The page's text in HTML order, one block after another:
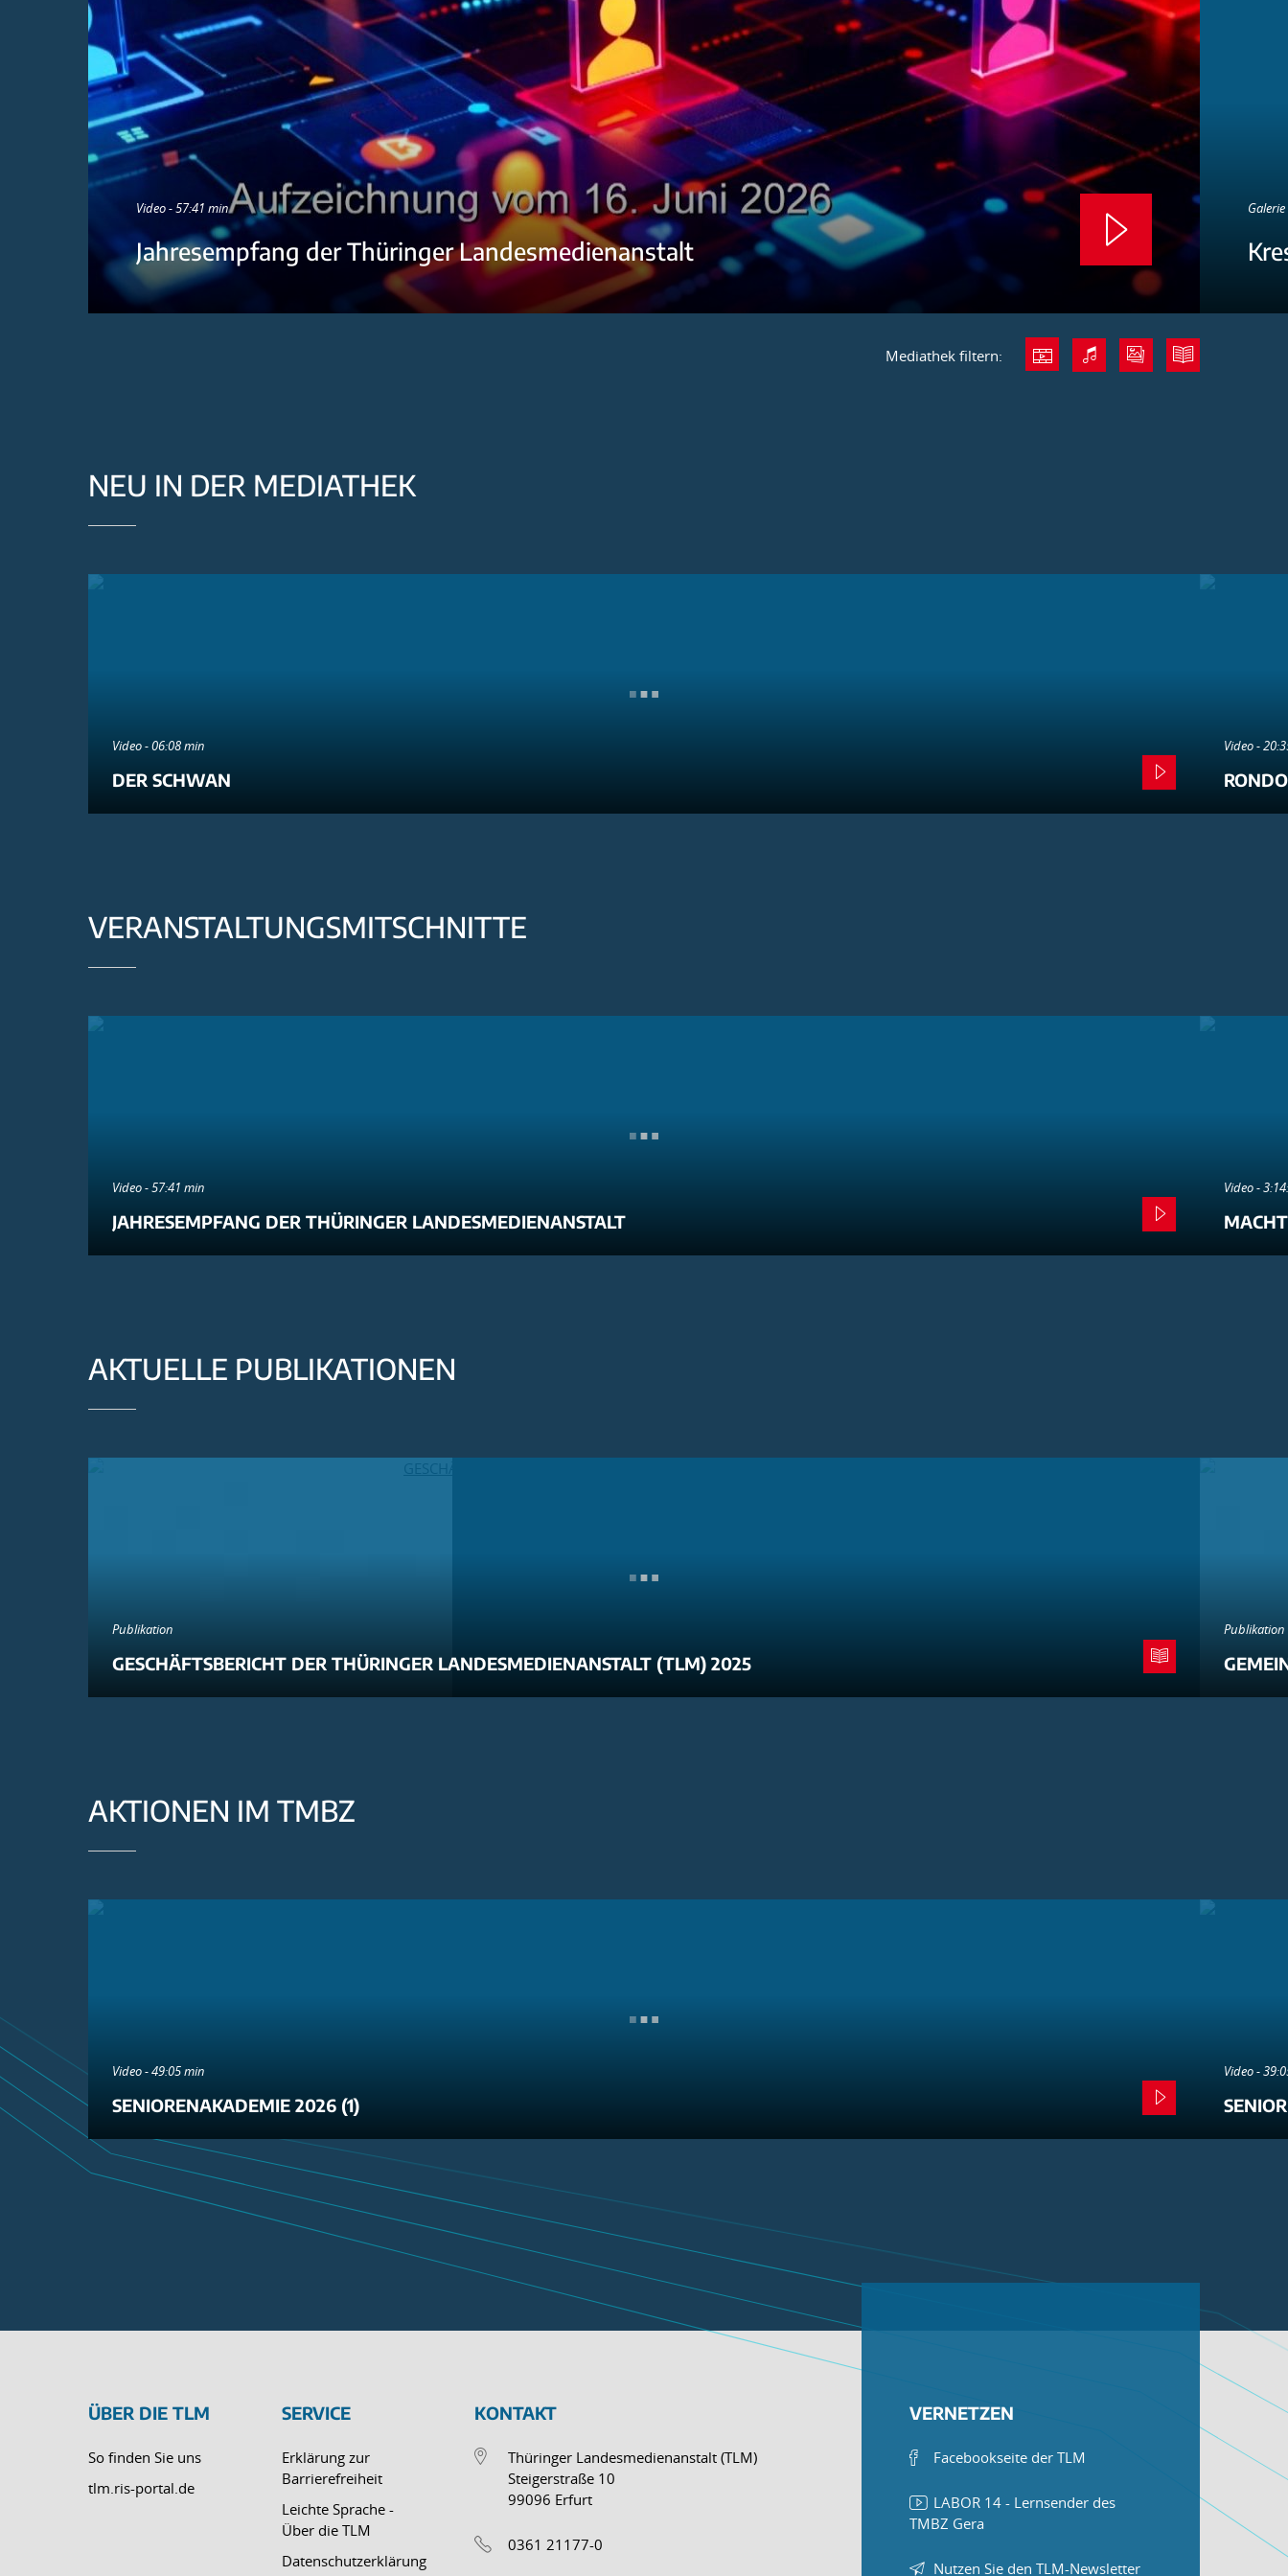
Video - 57:41 min
Jahresempfang der Thüringer Landesmedienanstalt
Mediathek filtern:
NEU IN DER MEDIATHEK
Video - 06:08 min
DER SCHWAN
Video -
VERANSTALTUNGSMITSCHNITTE
Video - 57:41 min
JAHRESEMPFANG DER THÜRINGER LANDESMEDIENANSTALT
Video -
AKTUELLE PUBLIKATIONEN
Publikation
GESCHÄFTSBERICHT DER THÜRINGER LANDESMEDIENANSTALT (TLM) 2025
Publikation
AKTIONEN IM TMBZ
Video - 49:05 min
SENIORENAKADEMIE 2026 (1)
Video -
ÜBER DIE TLM
So finden Sie uns
tlm.ris-portal.de
SERVICE
Erklärung zur
Barrierefreiheit
Leichte Sprache -
Über die TLM
Datenschutzerklärung
KONTAKT
Thüringer Landesmedienanstalt (TLM)
Steigerstraße 10
99096 Erfurt
0361 21177-0
VERNETZEN
Facebookseite der TLM
LABOR 14 - Lernsender des
TMBZ Gera
Nutzen Sie den TLM-Newsletter